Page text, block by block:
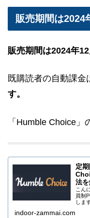
販売期間は2024
販売期間は2024年
既購読者の自動課金
す。
「Humble Choice」
定
法を
こん
員制
しま
しな
いま
indoor-zammai.com